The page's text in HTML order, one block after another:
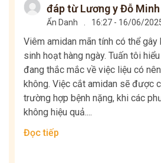
đáp từ Lương y Đỗ
Ẩn Danh . 16:27 - 16/06/
Viêm amidan mãn tính có thể
sinh hoạt hàng ngày. Tuấn tôi
đang thắc mắc về việc liệu có
không. Việc cắt amidan sẽ được
trường hợp bệnh nặng, khi các
không hiệu quả....
Đọc tiếp